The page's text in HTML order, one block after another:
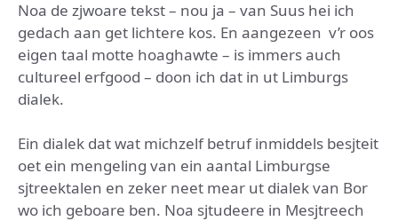
Noa de zjwoare tekst – nou ja – van Suus hei ich
gedach aan get lichtere kos. En aangezeen v’r oos
eigen taal motte hoaghawte – is immers auch
cultureel erfgood – doon ich dat in ut Limburgs
dialek.
Ein dialek dat wat michzelf betruf inmiddels besjteit
oet ein mengeling van ein aantal Limburgse
sjtreektalen en zeker neet mear ut dialek van Bor
wo ich geboare ben. Noa sjtudeere in Mesjtreech